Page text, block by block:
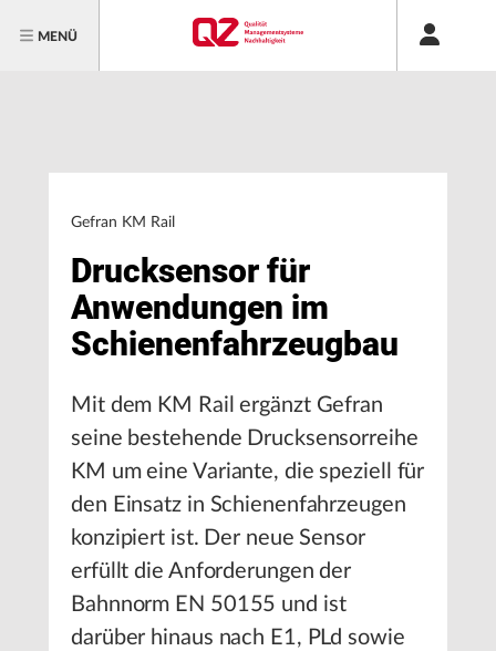
MENÜ
Gefran KM Rail
Drucksensor für
Anwendungen im
Schienenfahrzeugbau
Mit dem KM Rail ergänzt Gefran
seine bestehende Drucksensorreihe
KM um eine Variante, die speziell für
den Einsatz in Schienenfahrzeugen
konzipiert ist. Der neue Sensor
erfüllt die Anforderungen der
Bahnnorm EN 50155 und ist
darüber hinaus nach E1, PLd sowie